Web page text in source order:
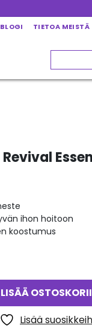
BLOGI TIETOA MEISTÄ
ihon hoitoon
koostumus
LISÄÄ
Lisää